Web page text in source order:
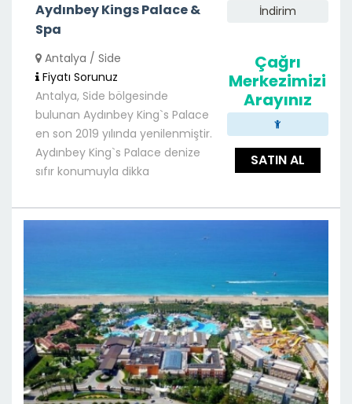
Aydınbey Kings Palace &
Spa
Antalya / Side
Fiyatı Sorunuz
Antalya, Side bölgesinde
bulunan Aydınbey King`s Palace
en son 2019 yılında yenilenmiştir.
Aydınbey King`s Palace denize
sıfır konumuyla dikka
İndirim
Çağrı
Merkezimizi
Arayınız
SATIN AL